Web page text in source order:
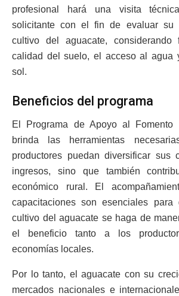
profesional hará una visita
solicitante con el fin de evaluar su
cultivo del aguacate, considerando
calidad del suelo, el acceso al agua
sol.
Beneficios del programa
El Programa de Apoyo al Fomento
brinda las herramientas
productores puedan diversificar sus
ingresos, sino que también
económico rural. El
capacitaciones son esenciales para
cultivo del aguacate se haga de
el beneficio tanto a los
economías locales.
Por lo tanto, el aguacate con su
mercados nacionales e